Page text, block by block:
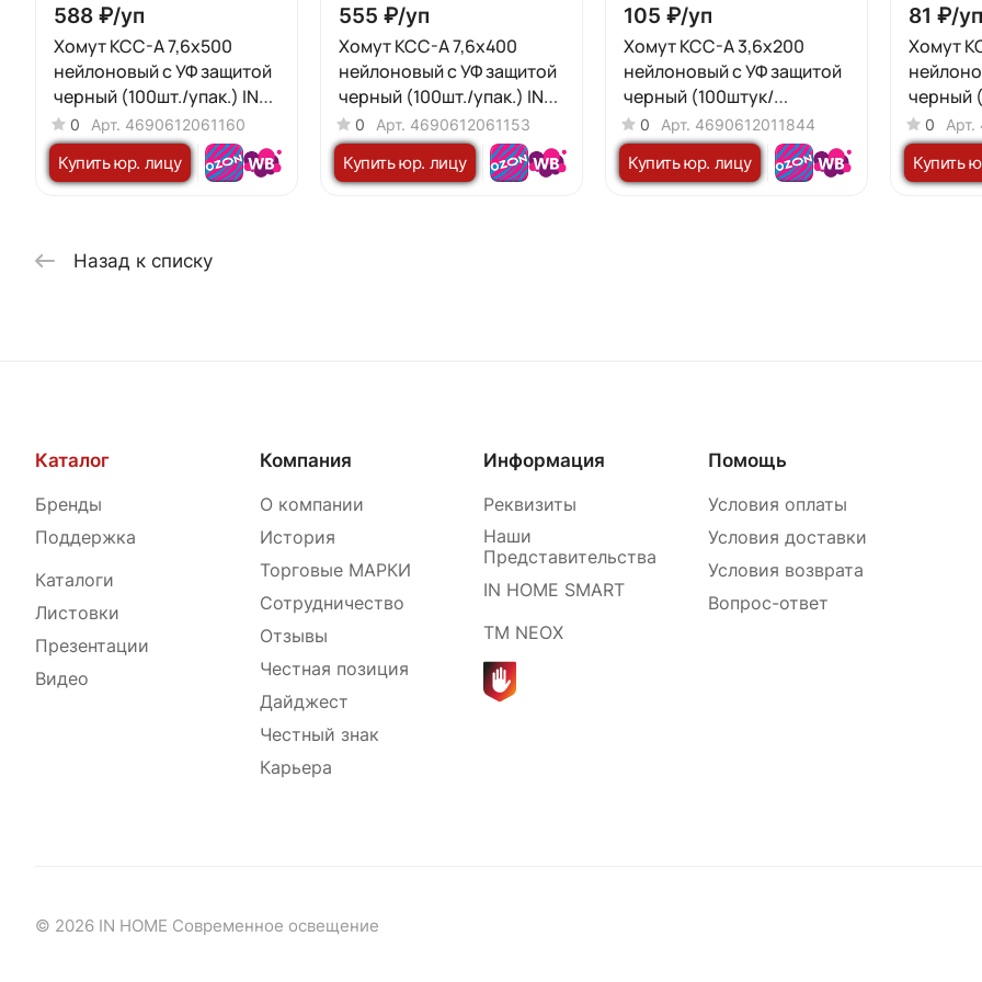
588 ₽/уп
Хомут КСС-А 7,6х500
нейлоновый с УФ защитой
черный (100шт./упак.) IN
HOME
0 Арт. 4690612061160
Купить юр. лицу
555 ₽/уп
Хомут КСС-А 7,6х400
нейлоновый с УФ защитой
черный (100шт./упак.) IN
HOME
0 Арт. 4690612061153
Купить юр. лицу
105 ₽/уп
Хомут КСС-А 3,6х200
нейлоновый с УФ защитой
черный (100штук/
упаковка) IN HOME
0 Арт. 4690612011844
Купить юр. лицу
81 ₽/уп
Хомут
черный
0 Арт.
Купить
Назад к списку
Каталог
Бренды
Поддержка
Каталоги
Листовки
Презентации
Видео
Компания
О компании
История
Торговые МАРКИ
Сотрудничество
Отзывы
Честная позиция
Дайджест
Честный знак
Карьера
Информация
Реквизиты
Наши
Представительства
IN HOME SMART
ТМ NEOX
Помощь
Условия оплаты
Условия доставки
Условия возврата
Вопрос-ответ
© 2026 IN HOME Современное освещение